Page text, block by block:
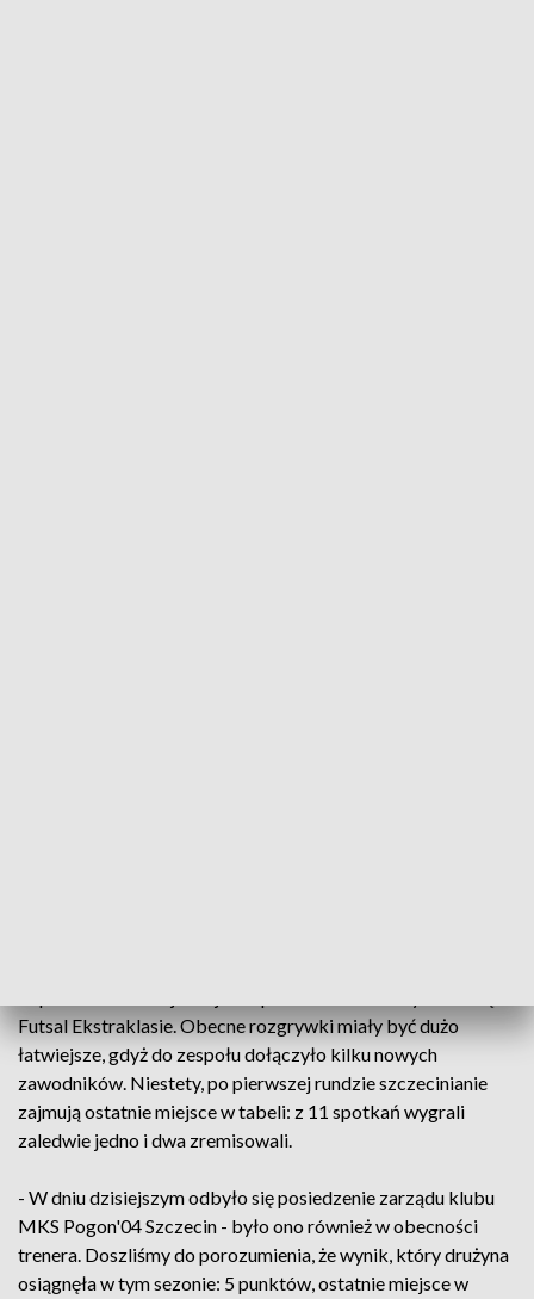
Futsal Ekstraklasie. Obecne rozgrywki miały być dużo
łatwiejsze, gdyż do zespołu dołączyło kilku nowych
zawodników. Niestety, po pierwszej rundzie szczecinianie
zajmują ostatnie miejsce w tabeli: z 11 spotkań wygrali
zaledwie jedno i dwa zremisowali.
- W dniu dzisiejszym odbyło się posiedzenie zarządu klubu
MKS Pogon'04 Szczecin - było ono również w obecności
trenera. Doszliśmy do porozumienia, że wynik, który drużyna
osiągnęła w tym sezonie: 5 punktów, ostatnie miejsce w